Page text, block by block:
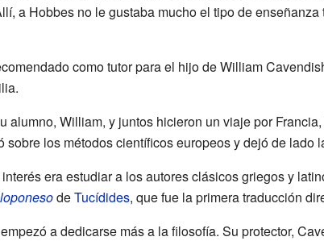
a Hobbes no le gustaba mucho el tipo de
como tutor para el hijo de William
alumno, William, y juntos hicieron un viaje por
sobre los métodos científicos europeos y dejó de lado
era estudiar a los autores clásicos griegos y
deTucídides, que fue la primera traducción
a dedicarse más a la filosofía. Su protector,